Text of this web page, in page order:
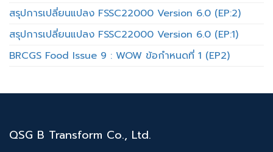
สรุปการเปลี่ยนแปลง FSSC22000 Version 6.0 (EP:2)
สรุปการเปลี่ยนแปลง FSSC22000 Version 6.0 (EP:1)
BRCGS Food Issue 9 : WOW ข้อกำหนดที่ 1 (EP2)
QSG B Transform Co., Ltd.